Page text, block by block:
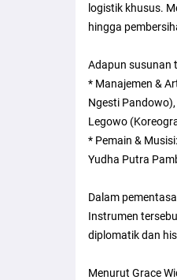
logistik khusus.
hingga
Adapun susunan
* Manajemen &
Ngesti
Legowo
* Pemain &
Yudha Putra
Dalam
Instrumen
diplomatik dan
Menurut Grace